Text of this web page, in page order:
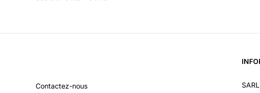
Contactez-nous